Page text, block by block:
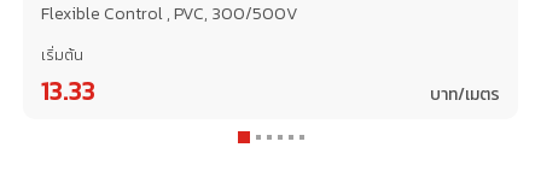
Flexible Control , PVC, 300/500V
เริ่มต้น
13.33
บาท/เมตร
1